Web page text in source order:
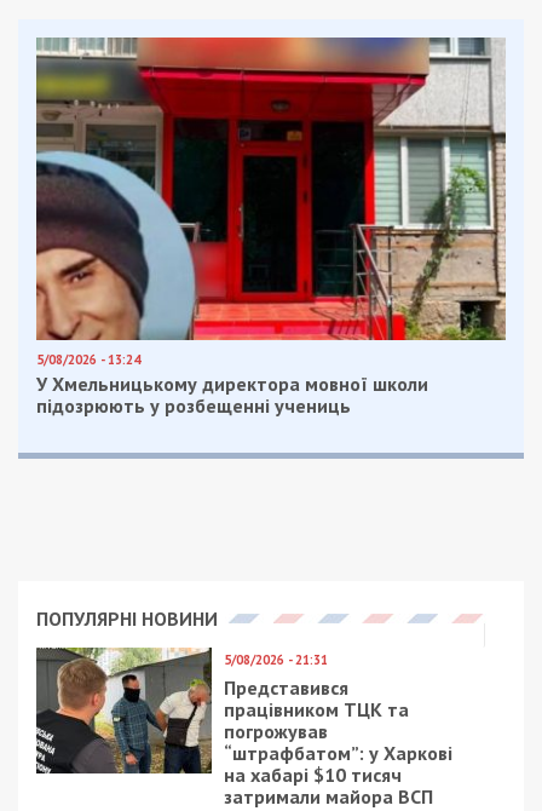
5/08/2026 - 13:24
У Хмельницькому директора мовної школи
підозрюють у розбещенні учениць
ПОПУЛЯРНІ НОВИНИ
5/08/2026 - 21:31
Представився
працівником ТЦК та
погрожував
“штрафбатом”: у Харкові
на хабарі $10 тисяч
затримали майора ВСП